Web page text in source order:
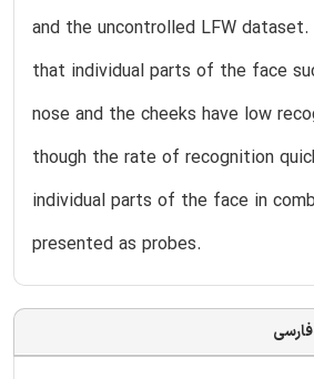
and the uncontrolled LFW
that individual parts of the face
nose and the cheeks have low
though the rate of recognition
individual parts of the face in
presented as probes.